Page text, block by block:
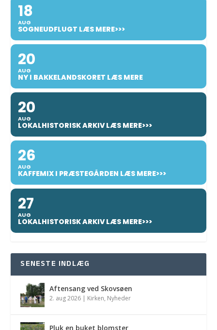
18
AUG
SOGNEUDFLUGT LÆS MERE>>>
20
AUG
NY I BAKKELANDSKORET LÆS MERE
20
AUG
LOKALHISTORISK ARKIV LÆS MERE>>>
26
AUG
KAFFEMIX I PRÆSTEGÅRDEN LÆS MERE>>>
27
AUG
LOKALHISTORISK ARKIV LÆS MERE>>>
SENESTE INDLÆG
Aftensang ved Skovsøen
2. aug 2026 | Kirken, Nyheder
Pluk en buket blomster